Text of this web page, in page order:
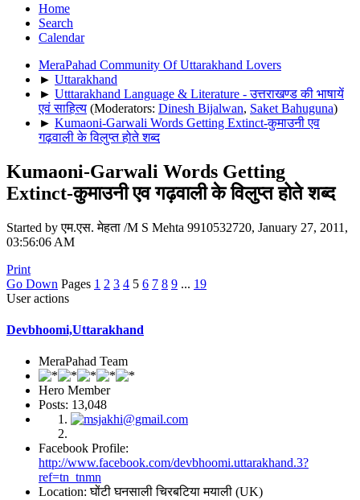
Home
Search
Calendar
MeraPahad Community Of Uttarakhand Lovers
► Uttarakhand
► Utttarakhand Language & Literature - उत्तराखण्ड की भाषायें
एवं साहित्य (Moderators: Dinesh Bijalwan, Saket Bahuguna)
► Kumaoni-Garwali Words Getting Extinct-कुमाउनी एव
गढ़वाली के विलुप्त होते शब्द
Kumaoni-Garwali Words Getting
Extinct-कुमाउनी एव गढ़वाली के विलुप्त होते शब्द
Started by एम.एस. मेहता /M S Mehta 9910532720, January 27, 2011,
03:56:06 AM
Print
Go Down Pages 1 2 3 4 5 6 7 8 9 ... 19
User actions
Devbhoomi,Uttarakhand
MeraPahad Team
Hero Member
Posts: 13,048
Facebook Profile:
http://www.facebook.com/devbhoomi.uttarakhand.3?
ref=tn_tnmn
Location: घोंटी घनसाली चिरबटिया मयाली (UK)